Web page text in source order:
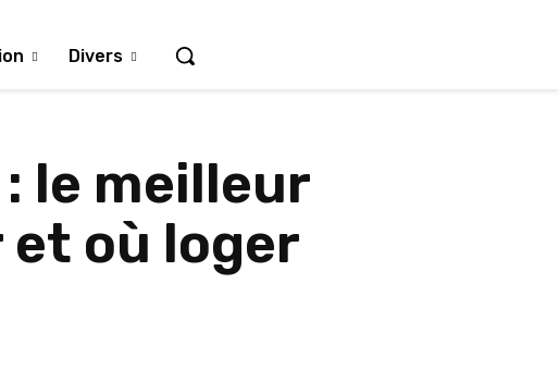
Divers
le meilleur
où loger